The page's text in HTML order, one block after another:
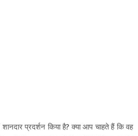
प्रदर्शन किया है? क्या आप चाहते हैं कि वह